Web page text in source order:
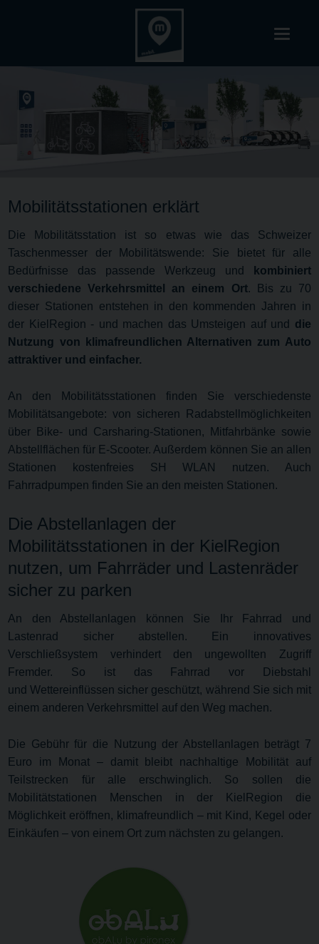
Mobilitätsstationen erklärt
Die Mobilitätsstation ist so etwas wie das Schweizer
Taschenmesser der Mobilitätswende: Sie bietet für alle
Bedürfnisse das passende Werkzeug und
kombiniert
verschiedene Verkehrsmittel an einem Ort. Bis zu 70
dieser Stationen entstehen in den kommenden Jahren in
der KielRegion - und machen das Umsteigen auf und die
Nutzung von klimafreundlichen Alternativen zum Auto
attraktiver und einfacher.
An den Mobilitätsstationen finden Sie verschiedenste
Mobilitätsangebote: von sicheren Radabstellmöglichkeiten
über Bike- und Carsharing-Stationen, Mitfahrbänke sowie
Abstellflächen für E-Scooter. Außerdem können Sie an allen
Stationen kostenfreies SH WLAN nutzen. Auch
Fahrradpumpen finden Sie an den meisten Stationen.
Die Abstellanlagen der
Mobilitätsstationen in der KielRegion
nutzen, um Fahrräder und Lastenräder
sicher zu parken
An den Abstellanlagen können Sie Ihr Fahrrad und
Lastenrad sicher abstellen. Ein innovatives
Verschließsystem verhindert den ungewollten Zugriff
Fremder. So ist das Fahrrad vor Diebstahl
und Wettereinflüssen sicher geschützt, während Sie sich mit
einem anderen Verkehrsmittel auf den Weg machen.
Die Gebühr für die Nutzung der Abstellanlagen beträgt 7
Euro im Monat – damit bleibt nachhaltige Mobilität auf
Teilstrecken für alle erschwinglich. So sollen die
Mobilitätstationen Menschen in der KielRegion die
Möglichkeit eröffnen, klimafreundlich – mit Kind, Kegel oder
Einkäufen – von einem Ort zum nächsten zu gelangen.